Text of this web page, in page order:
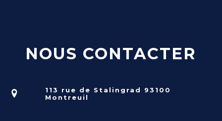
NOUS CONTACTER
113 rue de Stalingrad 93100
Montreuil